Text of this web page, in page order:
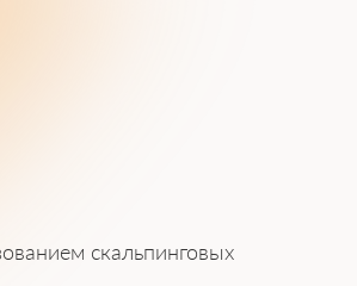
скальпинговых